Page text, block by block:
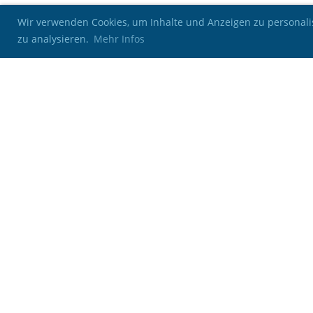
Wir verwenden Cookies, um Inhalte und Anzeigen zu
zu analysieren. Mehr Infos